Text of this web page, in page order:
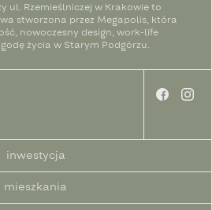
ul. Rzemieślniczej w Krakowie to
stworzona przez Megapolis, która
nowoczesny design, work-life
życia w Starym Podgórzu.
inwestycja
mieszkania